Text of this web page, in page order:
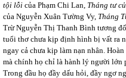
tội lỗi của Phạm Chi Lan, Tháng tư
của Nguyễn Xuân Tường Vy, Tháng
Trừ Nguyễn Thị Thanh Bình tương
tuổi thơ chưa kịp định hình bị vất ra
ngay cả chưa kịp làm nạn nhân.
mà chính họ chỉ là hành lý người lớn
Trong đầu họ đầy dấu hỏi, đầy ngơ